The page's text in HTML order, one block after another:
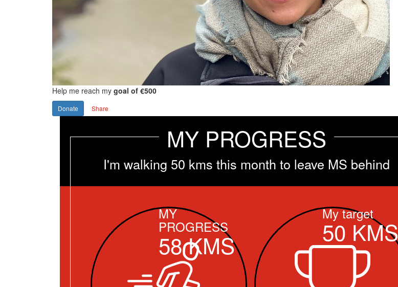
Help me reach my goal of €500
Donate Share
MY PROGRESS
I'm walking 50 kms this month to leave MS behind
MY
PROGRESS
58KMS
My target
50 KMS